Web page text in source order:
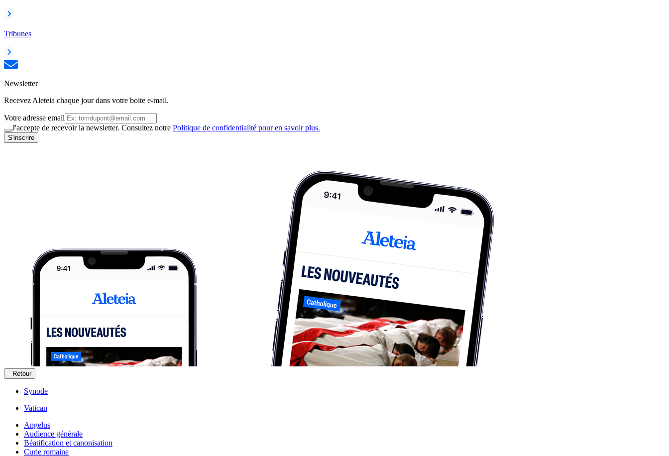
Tribunes
Newsletter
Recevez Aleteia chaque jour dans votre boite e-mail.
Votre adresse email
J'accepte de recevoir la newsletter. Consultez notre Politique de confidentialité pour en savoir plus.
S'inscrire
Retour
Synode
Vatican
Angelus
Audience générale
Béatification et canonisation
Curie romaine